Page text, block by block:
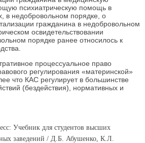
психиатрическую помощь в
в недобровольном порядке, о
гражданина в недобровольном
освидетельствовании
порядке ранее относилось к
процессуальное право
регулирования «материнской»
что КАС регулирует в большинстве
(бездействия), нормативных и
Учебник для студентов высших
заведений / Д.Б. Абушенко, К.Л.